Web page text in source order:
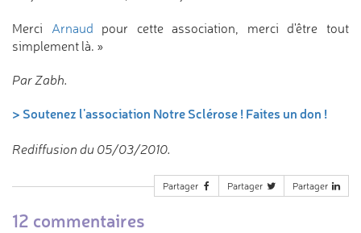
Merci Arnaud pour cette association, merci d'être tout
simplement là. »
Par Zabh.
> Soutenez l'association Notre Sclérose ! Faites un don !
Rediffusion du 05/03/2010.
Partager Partager Partager
12 commentaires